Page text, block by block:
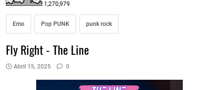
1,270,979
Emo Pop PUNK punk rock
Fly Right - The Line
Abril 15, 2025 0